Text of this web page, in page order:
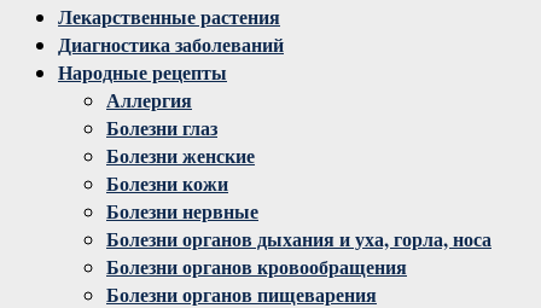
Facebook
Twitter
Instagram
YoutubeЛекарственные растения
Диагностика заболеваний
Народные рецепты
Аллергия
Болезни глаз
Болезни женские
Болезни кожи
Болезни нервные
Болезни органов дыхания и уха, горла, носа
Болезни органов кровообращения
Болезни органов пищеварения